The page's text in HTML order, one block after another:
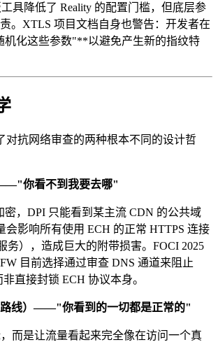
具降低了 Reality 的配置门槛，但底层参
。XTLS 项目文档自身也警告：开发者在
化这些参数"**以避免产生新的指纹特
对抗网络审查的两种根本不同的设计哲
你看不到我要去哪"
密，DPI 只能看到某主流 CDN 的公共域
会影响所有使用 ECH 的正常 HTTPS 连接
务），造成巨大的附带损害。FOCI 2025
目前选择通过审查 DNS 通道来阻止
直接封锁 ECH 协议本身。
路线）——"你看到的一切都是正常的"
而是让流量看起来完全像在访问一个真